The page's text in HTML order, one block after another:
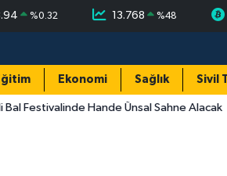
%0.32 13.768 %48
Ekonomi Sağlık Sivil
Festivalinde Hande Ünsal Sahne Alacak